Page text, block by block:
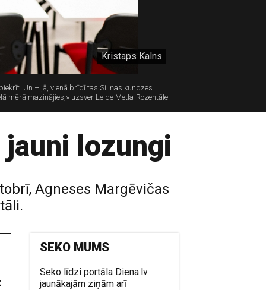
Kristaps Kalns
Un – jā, vienā brīdī tas Siliņas kundzes
mazinājies,» uzsver Lelde Metla-Rozentāle.
lozungi
Agneses Margēvičas
SEKO MUMS
Seko līdzi portāla Diena.lv
jaunākajām ziņām arī